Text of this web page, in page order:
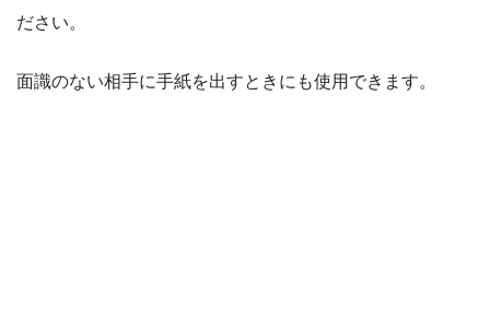
ださい。
面識のない相手に手紙を出すときにも使用できます。